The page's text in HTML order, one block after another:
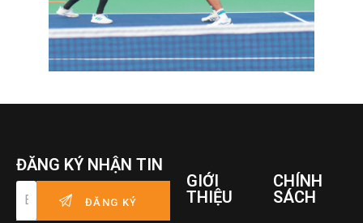
ĐĂNG KÝ NHẬN TIN
GIỚI
THIỆU
CHÍNH
SÁCH